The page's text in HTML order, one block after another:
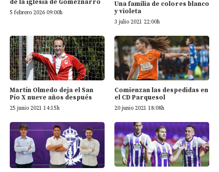
de la iglesia de Gomeznarro
5 febrero 2026 09:00h
Una familia de colores blanco
y violeta
3 julio 2021 22:00h
Martín Olmedo deja el San
Pío X nueve años después
25 junio 2021 14:15h
Comienzan las despedidas en
el CD Parquesol
20 junio 2021 18:08h